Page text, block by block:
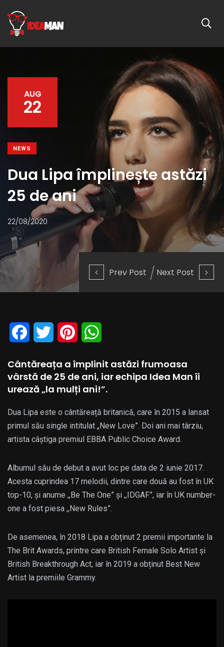
Prev Post Next Post
AUG
22
NEWS
Dua Lipa împlinește astăzi
25 de ani
22/08/2020
Facebook
Twitter Pinterest
Cântăreața a împlinit astăzi frumoasa
vârstă de 25 de ani, iar echipa Idea Man îi
urează „la mulți ani!”.
Dua Lipa este o cântăreață britanică, care în 2015 a lansat
primul său single intitulat „New Love”. Doi ani mai târziu,
artista câștiga premiul EBBA Public Choice Award.
Albumul său de debut a avut loc pe data de 2 iunie 2017.
Acesta cuprindea 17 melodii, dintre care două au fost în UK
top-10, și anume ,,Be The One” și ,,IDGAF”, iar în UK number-
one a fost piesa ,,New Rules”.
De asemenea, în 2018 Lipa a obținut 2 premii importante la
The Brit Awards, printre care British Female Solo Artist și
British Breakthrough Act, iar în 2019 a obținut Best New
Artist la premiile Grammy.